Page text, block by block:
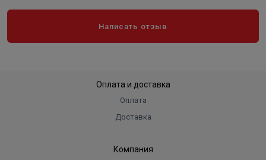
Написать отзыв
Оплата и доставка
Оплата
Доставка
Компания